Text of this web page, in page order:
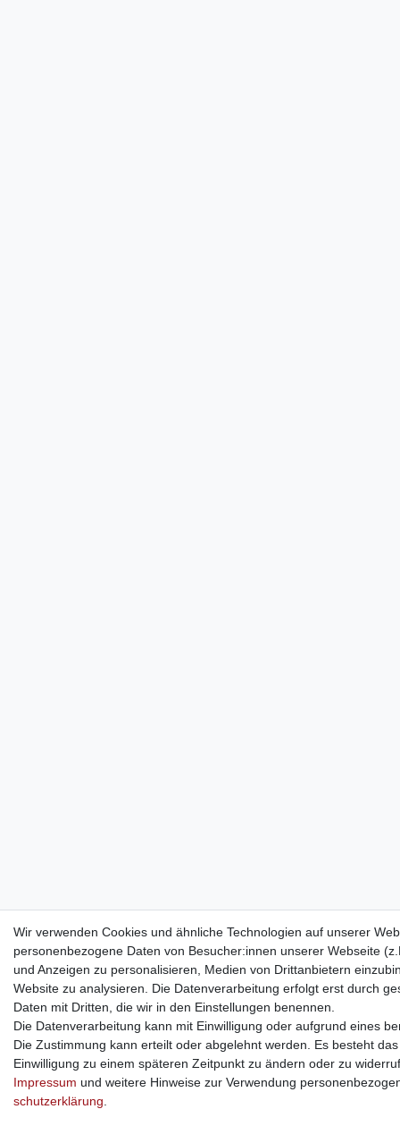
Wir verwenden Cookies und ähnliche Technologien auf unserer
personenbezogene Daten von Besucher:innen unserer Webseite
und Anzeigen zu personalisieren, Medien von Drittanbietern
Website zu analysieren. Die Datenverarbeitung erfolgt erst durch
Daten mit Dritten, die wir in den Einstellungen benennen.
Die Datenverarbeitung kann mit Einwilligung oder aufgrund eines
Die Zustimmung kann erteilt oder abgelehnt werden. Es besteht
Einwilligung zu einem späteren Zeitpunkt zu ändern oder zu
Impressum und weitere Hinweise zur Verwendung
schutz­erklärung